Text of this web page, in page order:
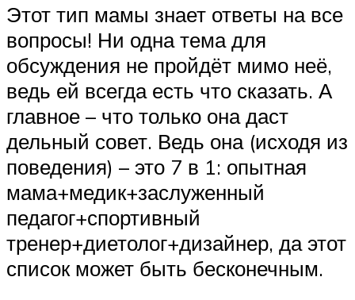
Этот тип мамы знает ответы на все
вопросы! Ни одна тема для
обсуждения не пройдёт мимо неё,
ведь ей всегда есть что сказать. А
главное – что только она даст
дельный совет. Ведь она (исходя из
поведения) – это 7 в 1: опытная
мама+медик+заслуженный
педагог+спортивный
тренер+диетолог+дизайнер, да этот
список может быть бесконечным.